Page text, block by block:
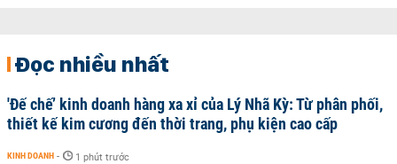
Đọc nhiều nhất
'Đế chế’ kinh doanh hàng xa xỉ của Lý Nhã Kỳ: Từ phân phối,
thiết kế kim cương đến thời trang, phụ kiện cao cấp
KINH DOANH - 1 phút trước